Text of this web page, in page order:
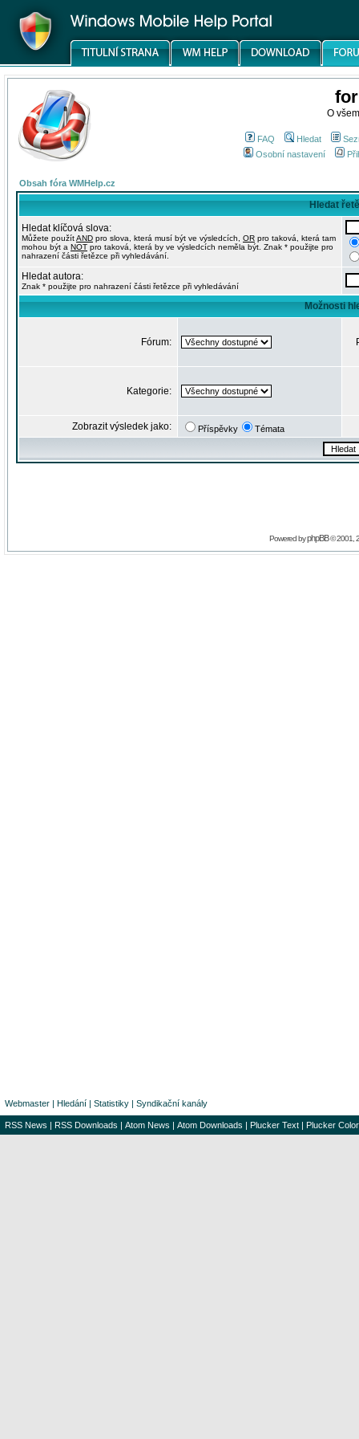
O
FAQ Hledat
Osobní nastavení
Obsah fóra WMHelp.cz
Hledat
Hledat klíčová slova:
Můžete použítAND pro slova, která musí být ve výsledcích, OR pro taková, která tam
mohou být a NOT pro taková, která by ve výsledcích neměla být. Znak * použijte pro
nahrazení části řetězce při vyhledávání.
Hledat autora:
Znak * použijte pro nahrazení části řetězce při vyhledávání
Možnosti
Fórum:
Kategorie:
Zobrazit výsledek jako: Příspěvky Témata
Powered byphpBB© 2001,
Webmaster | Hledání | Statistiky | Syndikační kanály
RSS News | RSS Downloads | Atom News | Atom Downloads | Plucker Text | Plucker Color